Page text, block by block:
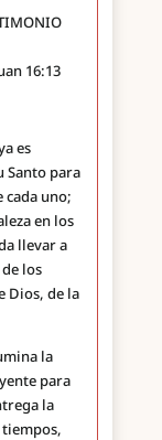
16:13
es
Santo para
cada uno;
en los
llevar a
los
Dios, de la
la
para
la
tiempos,